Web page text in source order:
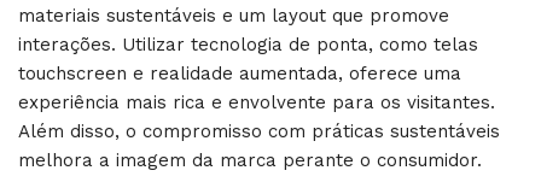
materiais sustentáveis e um layout que promove
interações. Utilizar tecnologia de ponta, como telas
touchscreen e realidade aumentada, oferece uma
experiência mais rica e envolvente para os visitantes.
Além disso, o compromisso com práticas sustentáveis
melhora a imagem da marca perante o consumidor.